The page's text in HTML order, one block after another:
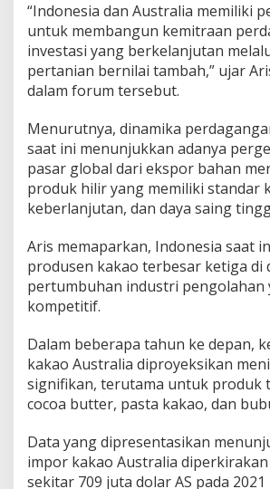
“Indonesia dan Australia memiliki
untuk membangun kemitraan
investasi yang berkelanjutan
pertanian bernilai tambah,” ujar
dalam forum tersebut.
Menurutnya, dinamika
saat ini menunjukkan adanya
pasar global dari ekspor bahan
produk hilir yang memiliki standar
keberlanjutan, dan daya saing
Aris memaparkan, Indonesia saat
produsen kakao terbesar ketiga di
pertumbuhan industri pengolahan
kompetitif.
Dalam beberapa tahun ke depan,
kakao Australia diproyeksikan
signifikan, terutama untuk produk
cocoa butter, pasta kakao, dan
Data yang dipresentasikan
impor kakao Australia
sekitar 709 juta dolar AS pada 2021